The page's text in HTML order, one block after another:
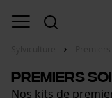
Premiers
Nos kits de